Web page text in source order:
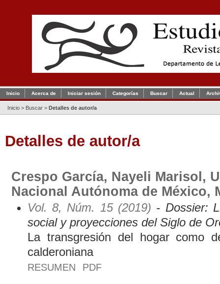
Inicio Acerca de Iniciar sesión Categorías Buscar Actual
Inicio > Buscar > Detalles de autor/a
Detalles de autor/a
Crespo García, Nayeli Marisol,
Nacional Autónoma de México,
Vol. 8, Núm. 15 (2019) - Dossier:
social y proyecciones del Siglo de
La transgresión del hogar como
calderoniana
RESUMEN PDF